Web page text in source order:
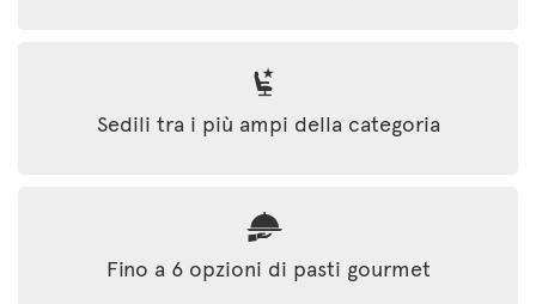
Sedili tra i più ampi della categoria
Fino a 6 opzioni di pasti gourmet